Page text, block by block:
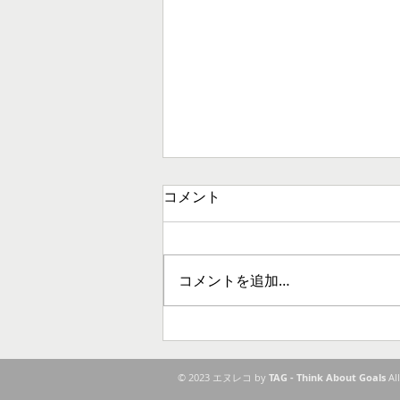
Forum 2026」
コメント
コメントを追加…
© 2023 エヌレコ by TAG - Think About Goals